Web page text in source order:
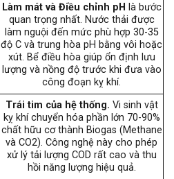
Làm mát và Điều chỉnh pH là bước
quan trọng nhất. Nước thải được
làm nguội đến mức phù hợp 30-35
độ C và trung hòa pH bằng vôi hoặc
xút. Bể điều hòa giúp ổn định lưu
lượng và nồng độ trước khi đưa vào
công đoạn kỵ khí.
Trái tim của hệ thống. Vi sinh vật
kỵ khí chuyển hóa phần lớn 70-90%
chất hữu cơ thành Biogas (Methane
và CO2). Công nghệ này cho phép
xử lý tải lượng COD rất cao và thu
hồi năng lượng hiệu quả.